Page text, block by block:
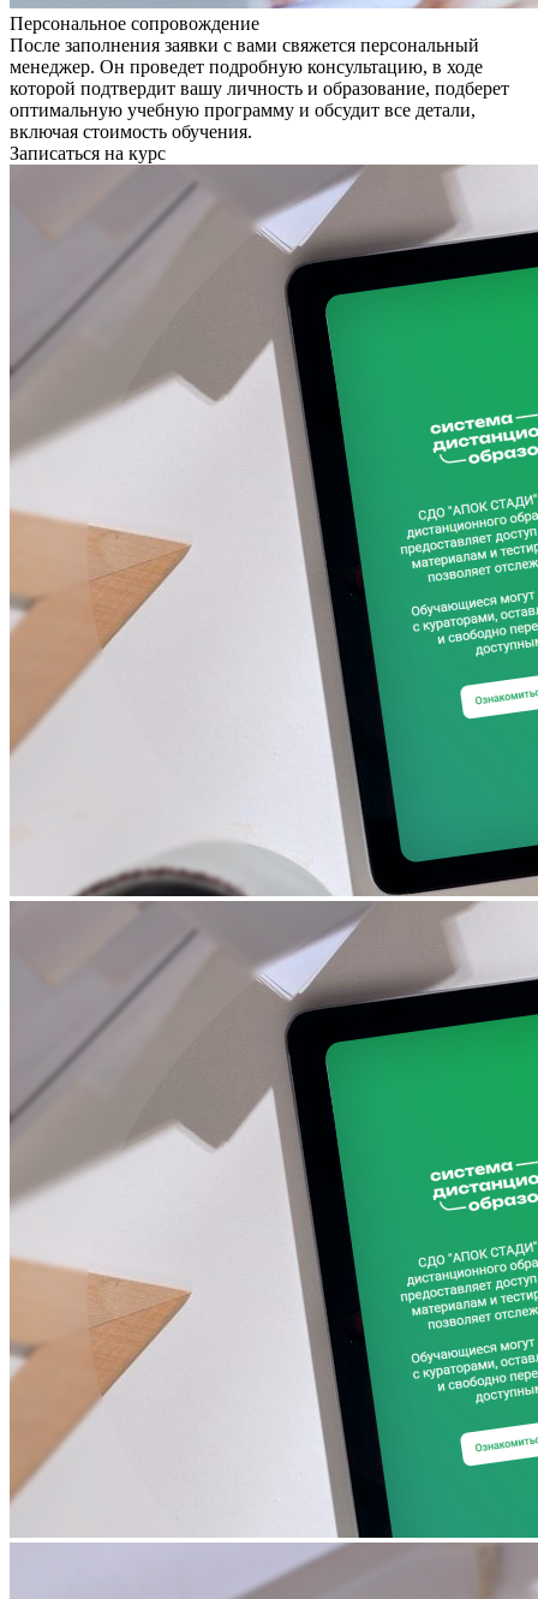
Персональное сопровождение
После заполнения заявки с вами свяжется персональный
менеджер. Он проведет подробную консультацию, в ходе
которой подтвердит вашу личность и образование, подберет
оптимальную учебную программу и обсудит все детали,
включая стоимость обучения.
Записаться на курс